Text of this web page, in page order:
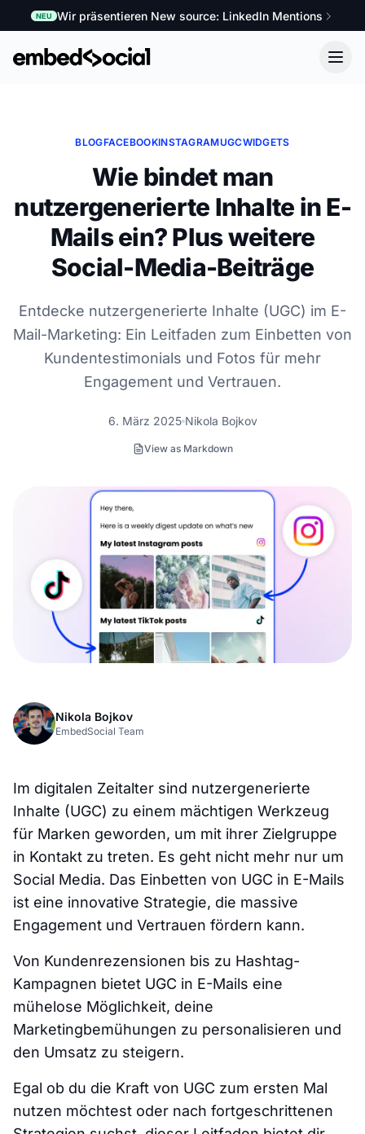
NEU Wir präsentieren New source: LinkedIn Mentions
BLOGFACEBOOKINSTAGRAMUGCWIDGETS
Wie bindet man
nutzergenerierte Inhalte in E-
Mails ein? Plus weitere
Social-Media-Beiträge
Entdecke nutzergenerierte Inhalte (UGC) im E-
Mail-Marketing: Ein Leitfaden zum Einbetten von
Kundentestimonials und Fotos für mehr
Engagement und Vertrauen.
6. März 2025 Nikola Bojkov
View as Markdown
Nikola Bojkov
EmbedSocial Team
Im digitalen Zeitalter sind nutzergenerierte
Inhalte (UGC) zu einem mächtigen Werkzeug
für Marken geworden, um mit ihrer Zielgruppe
in Kontakt zu treten. Es geht nicht mehr nur um
Social Media. Das Einbetten von UGC in E-Mails
ist eine innovative Strategie, die massive
Engagement und Vertrauen fördern kann.
Von Kundenrezensionen bis zu Hashtag-
Kampagnen bietet UGC in E-Mails eine
mühelose Möglichkeit, deine
Marketingbemühungen zu personalisieren und
den Umsatz zu steigern.
Egal ob du die Kraft von UGC zum ersten Mal
nutzen möchtest oder nach fortgeschrittenen